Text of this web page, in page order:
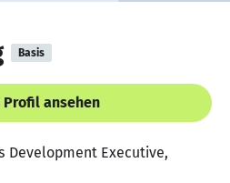
Basis
Profil ansehen
Development Executive,